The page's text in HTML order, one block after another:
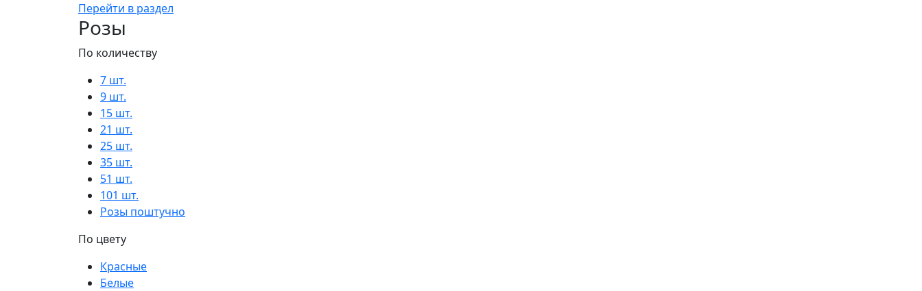
Перейти в раздел
Розы
По количеству
7 шт.
9 шт.
15 шт.
21 шт.
25 шт.
35 шт.
51 шт.
101 шт.
Розы поштучно
По цвету
Красные
Белые